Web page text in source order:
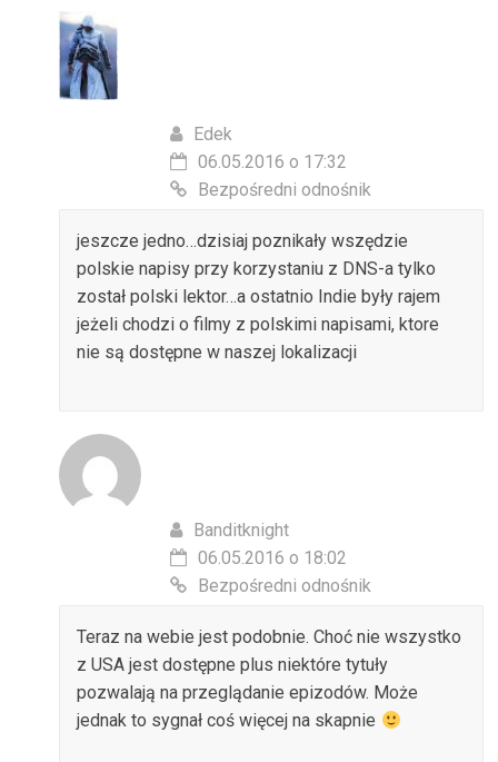
Edek
06.05.2016 o 17:32
Bezpośredni odnośnik
jeszcze jedno…dzisiaj poznikały wszędzie
polskie napisy przy korzystaniu z DNS-a tylko
został polski lektor…a ostatnio Indie były rajem
jeżeli chodzi o filmy z polskimi napisami, ktore
nie są dostępne w naszej lokalizacji
Banditknight
06.05.2016 o 18:02
Bezpośredni odnośnik
Teraz na webie jest podobnie. Choć nie wszystko
z USA jest dostępne plus niektóre tytuły
pozwalają na przeglądanie epizodów. Może
jednak to sygnał coś więcej na skapnie